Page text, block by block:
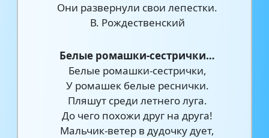
Они развернули свои лепестки.
В. Рождественский
Белые ромашки-сестрички…
Белые ромашки-сестрички,
У ромашек белые реснички.
Пляшут среди летнего луга.
До чего похожи друг на друга!
Мальчик-ветер в дудочку дует,